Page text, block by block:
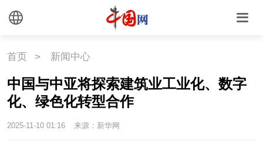
首页 > 新闻中心
中国与中亚将探索建筑业工业化、数字
化、绿色化转型合作
2025-11-10 01:16 来源：新华网